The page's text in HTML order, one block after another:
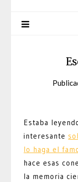
Estaba
interesante
lo haga el
hace esas
la memoria